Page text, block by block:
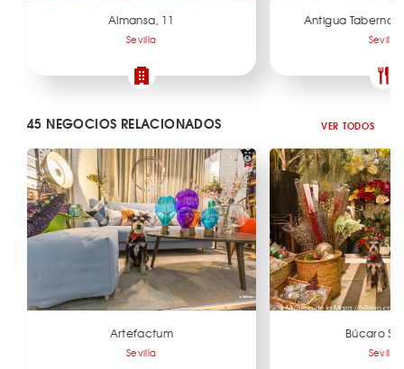
Almansa, 11
Sevilla
Antigua Taberna
Sevilla
45 NEGOCIOS RELACIONADOS VER TODOS
Artefactum
Sevilla
Búcaro
Sevilla